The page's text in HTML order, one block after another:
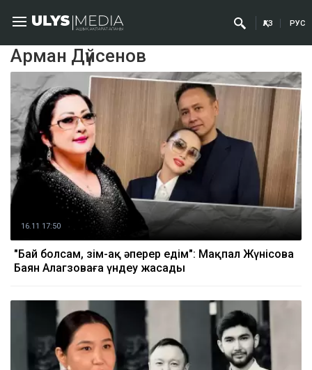
ҚАЗ РУС
Арман Дүйсенов
16.11 17:50
"Бай болсам, өзім-ақ әперер едім": Мақпал Жүнісова
Баян Алагөзоваға үндеу жасады